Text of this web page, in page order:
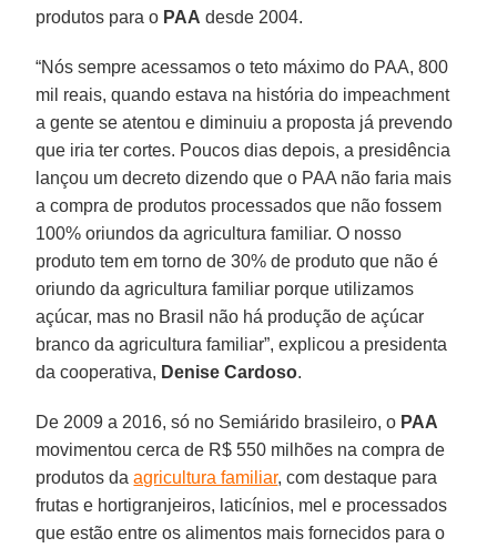
produtos para o PAA desde 2004.
“Nós sempre acessamos o teto máximo do PAA, 800
mil reais, quando estava na história do impeachment
a gente se atentou e diminuiu a proposta já prevendo
que iria ter cortes. Poucos dias depois, a presidência
lançou um decreto dizendo que o PAA não faria mais
a compra de produtos processados que não fossem
100% oriundos da agricultura familiar. O nosso
produto tem em torno de 30% de produto que não é
oriundo da agricultura familiar porque utilizamos
açúcar, mas no Brasil não há produção de açúcar
branco da agricultura familiar”, explicou a presidenta
da cooperativa, Denise Cardoso.
De 2009 a 2016, só no Semiárido brasileiro, o PAA
movimentou cerca de R$ 550 milhões na compra de
produtos daagricultura familiar, com destaque para
frutas e hortigranjeiros, laticínios, mel e processados
que estão entre os alimentos mais fornecidos para o